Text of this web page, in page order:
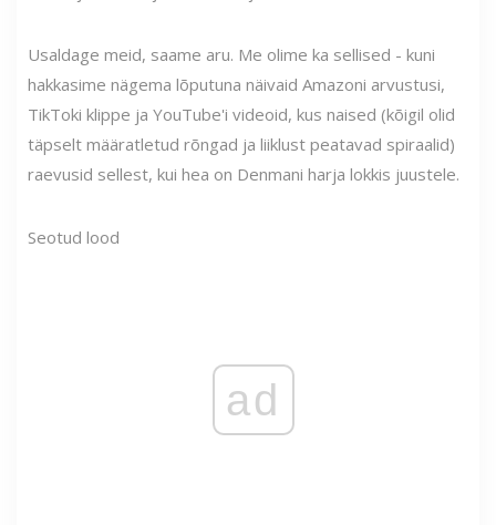
Usaldage meid, saame aru. Me olime ka sellised - kuni
hakkasime nägema lõputuna näivaid Amazoni arvustusi,
TikToki klippe ja YouTube'i videoid, kus naised (kõigil olid
täpselt määratletud rõngad ja liiklust peatavad spiraalid)
raevusid sellest, kui hea on Denmani harja lokkis juustele.
Seotud lood
ad